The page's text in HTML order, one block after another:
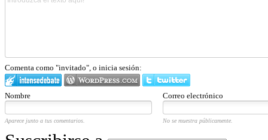
Comenta como "invitado", o inicia sesión:
Nombre Correo electrónico
Aparece junto a tus comentarios. No se muestra públicamente.